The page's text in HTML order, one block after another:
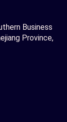
Business
Province,